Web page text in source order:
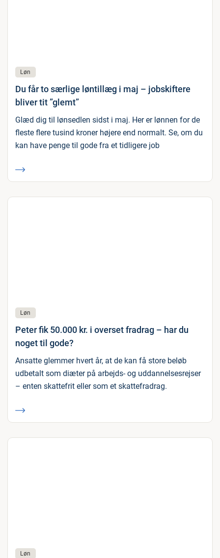
Løn
Du får to særlige løntillæg i maj – jobskiftere
bliver tit ”glemt”
Glæd dig til lønsedlen sidst i maj. Her er lønnen for de
fleste flere tusind kroner højere end normalt. Se, om du
kan have penge til gode fra et tidligere job
Løn
Peter fik 50.000 kr. i overset fradrag – har du
noget til gode?
Ansatte glemmer hvert år, at de kan få store beløb
udbetalt som diæter på arbejds- og uddannelsesrejser
– enten skattefrit eller som et skattefradrag.
Løn